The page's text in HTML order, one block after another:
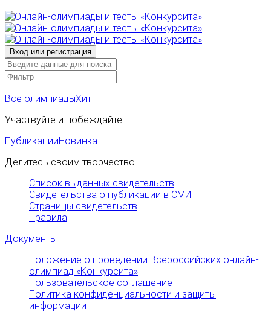
Все олимпиадыХит
Участвуйте и побеждайте
ПубликацииНовинка
Делитесь своим творчество...
Список выданных свидетельств
Свидетельства о публикации в СМИ
Страницы свидетельств
Правила
Документы
Положение о проведении Всероссийских онлайн-
олимпиад «Конкурсита»
Пользовательское соглашение
Политика конфиденциальности и защиты
информации